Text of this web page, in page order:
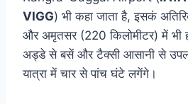
VIGG) भी कहा जाता है, इसकं
और अमृतसर (220 किलोमीटर) में भी
अड्डे से बसें और टैक्सी आसानी से
यात्रा में चार से पांच घंटे लगेंगे।